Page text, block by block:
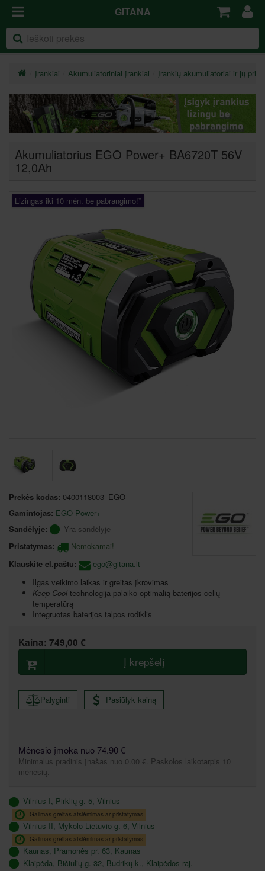
GITANA
Įrankiai Akumuliatoriniai įrankiai Įrankių akumuliatoriai ir jų
Akumuliatorius EGO Power+ BA6720T 56V
12,0Ah
Lizingas iki 10 mėn. be pabrangimo!*
Prekės kodas: 0400118003_EGO
Gamintojas: EGO Power+
Sandėlyje:
Yra sandėlyje
Pristatymas:
Nemokamai!
Klauskite el.paštu:
ego@gitana.lt
Ilgas veikimo laikas ir greitas įkrovimas
Keep-Cool technologija palaiko optimalią baterijos celių
temperatūrą
Integruotas baterijos talpos rodiklis
Kaina: 749,00 €
Į krepšelį
Palyginti Pasiūlyk kainą
Mėnesio įmoka nuo 74.90 €
Minimalus pradinis įnašas nuo 0.00 €. Paskolos laikotarpis 10
mėnesių.
Vilnius I, Pirklių g. 5, Vilnius
Galimas greitas atsiėmimas ar pristatymas
Vilnius II, Mykolo Lietuvio g. 6, Vilnius
Galimas greitas atsiėmimas ar pristatymas
Kaunas, Pramonės pr. 63, Kaunas
Klaipėda, Bičiulių g. 32, Budrikų k., Klaipėdos raj.